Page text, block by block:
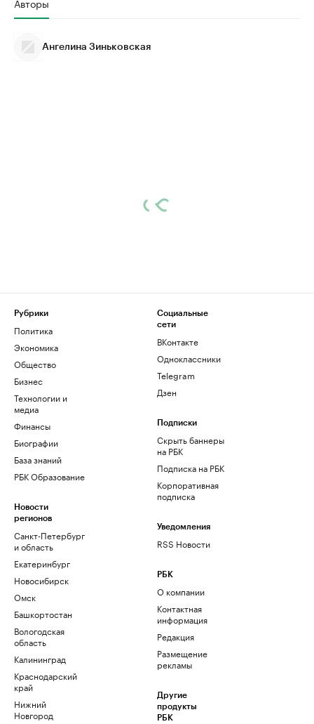
Ангелина Зиньковская
Рубрики
Политика
Экономика
Общество
Бизнес
Технологии и
медиа
Финансы
Биографии
База знаний
РБК Образование
Новости
регионов
Санкт-Петербург
и область
Екатеринбург
Новосибирск
Омск
Башкортостан
Вологодская
область
Калининград
Краснодарский
край
Нижний
Новгород
Социальные
сети
ВКонтакте
Одноклассники
Telegram
Дзен
Подписки
Скрыть баннеры
на РБК
Подписка на РБК
Корпоративная
подписка
Уведомления
RSS Новости
РБК
О компании
Контактная
информация
Редакция
Размещение
рекламы
Другие
продукты
РБК